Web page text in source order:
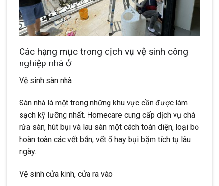
Các hạng mục trong dịch vụ vệ sinh công
nghiệp nhà ở
Vệ sinh sàn nhà
Sàn nhà là một trong những khu vực cần được làm
sạch kỹ lưỡng nhất. Homecare cung cấp dịch vụ chà
rửa sàn, hút bụi và lau sàn một cách toàn diện, loại bỏ
hoàn toàn các vết bẩn, vết ố hay bụi bặm tích tụ lâu
ngày.
Vệ sinh cửa kính, cửa ra vào